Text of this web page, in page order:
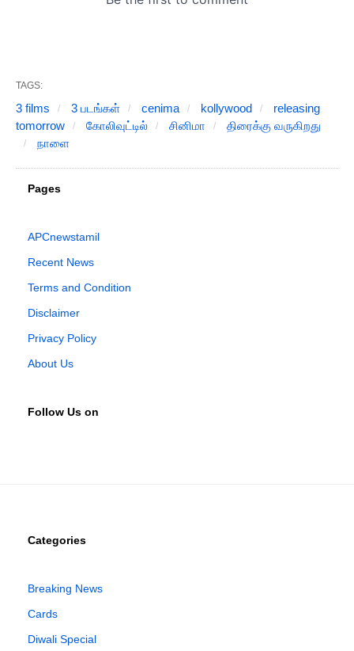
TAGS:
3 films 3 படங்கள் cenima kollywood
releasing
tomorrow
கோலிவுட்டில் சினிமா
திரைக்கு வருகிறது
நாளை
Pages
APCnewstamil
Recent News
Terms and Condition
Disclaimer
Privacy Policy
About Us
Follow Us on
Categories
Breaking News
Cards
Diwali Special